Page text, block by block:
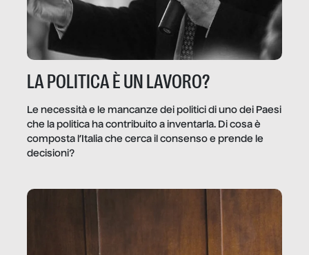
LA POLITICA È UN LAVORO?
Le necessità e le mancanze dei politici di uno dei Paesi
che la politica ha contribuito a inventarla. Di cosa è
composta l’Italia che cerca il consenso e prende le
decisioni?